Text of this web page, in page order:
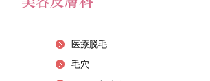
医療脱毛
毛穴